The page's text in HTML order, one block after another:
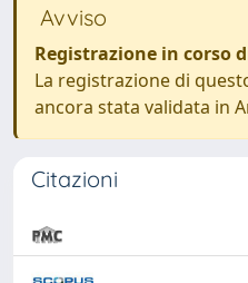
Avviso
Registrazione in corso
La registrazione di
ancora stata validata in
Citazioni